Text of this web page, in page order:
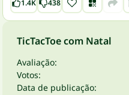
1.4K 438
TicTacToe com Natal
Avaliação:
Votos:
Data de publicação: